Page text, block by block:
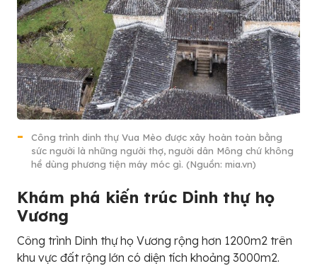
Công trình dinh thự Vua Mèo được xây hoàn toàn bằng
sức người là những người thợ, người dân Mông chứ không
hề dùng phương tiện máy móc gì. (Nguồn: mia.vn)
Khám phá kiến trúc Dinh thự họ
Vương
Công trình Dinh thự họ Vương rộng hơn 1200m2 trên
khu vực đất rộng lớn có diện tích khoảng 3000m2.